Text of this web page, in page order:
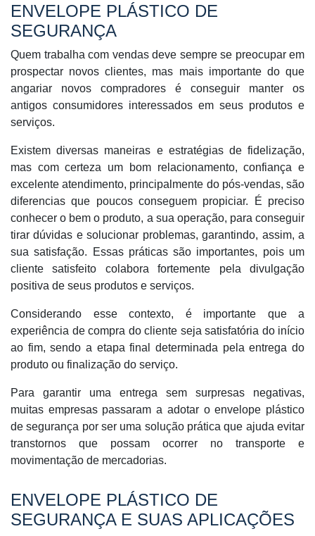
ENVELOPE PLÁSTICO DE
SEGURANÇA
Quem trabalha com vendas deve sempre se preocupar em
prospectar novos clientes, mas mais importante do que
angariar novos compradores é conseguir manter os
antigos consumidores interessados em seus produtos e
serviços.
Existem diversas maneiras e estratégias de fidelização,
mas com certeza um bom relacionamento, confiança e
excelente atendimento, principalmente do pós-vendas, são
diferencias que poucos conseguem propiciar. É preciso
conhecer o bem o produto, a sua operação, para conseguir
tirar dúvidas e solucionar problemas, garantindo, assim, a
sua satisfação. Essas práticas são importantes, pois um
cliente satisfeito colabora fortemente pela divulgação
positiva de seus produtos e serviços.
Considerando esse contexto, é importante que a
experiência de compra do cliente seja satisfatória do início
ao fim, sendo a etapa final determinada pela entrega do
produto ou finalização do serviço.
Para garantir uma entrega sem surpresas negativas,
muitas empresas passaram a adotar o envelope plástico
de segurança por ser uma solução prática que ajuda evitar
transtornos que possam ocorrer no transporte e
movimentação de mercadorias.
ENVELOPE PLÁSTICO DE
SEGURANÇA E SUAS APLICAÇÕES